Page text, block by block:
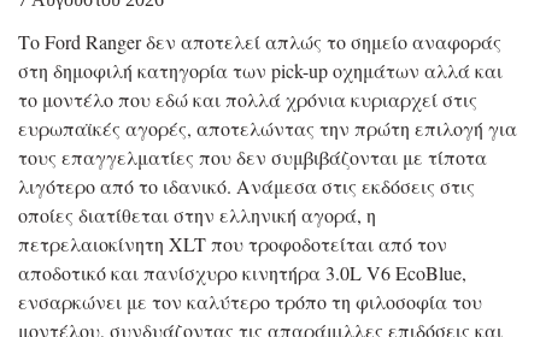
Το Ford Ranger δεν αποτελεί απλώς το σημείο αναφοράς
στη δημοφιλή κατηγορία των pick-up οχημάτων αλλά και
το μοντέλο που εδώ και πολλά χρόνια κυριαρχεί στις
ευρωπαϊκές αγορές, αποτελώντας την πρώτη επιλογή για
τους επαγγελματίες που δεν συμβιβάζονται με τίποτα
λιγότερο από το ιδανικό. Ανάμεσα στις εκδόσεις στις
οποίες διατίθεται στην ελληνική αγορά, η
πετρελαιοκίνητη XLT που τροφοδοτείται από τον
αποδοτικό και πανίσχυρο κινητήρα 3.0L V6 EcoBlue,
ενσαρκώνει με τον καλύτερο τρόπο τη φιλοσοφία του
μοντέλου, συνδυάζοντας τις απαράμιλλες επιδόσεις και